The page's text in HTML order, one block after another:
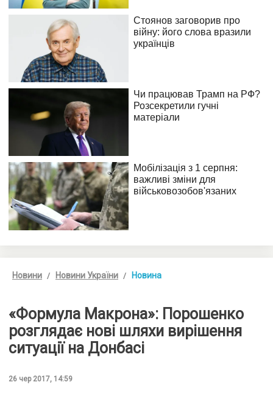
Новини Новини України Новина
«Формула Макрона»: Порошенко
розглядає нові шляхи вирішення
ситуації на Донбасі
26 чер 2017, 14:59